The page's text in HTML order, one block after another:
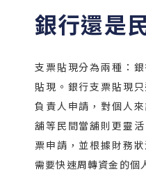
銀行還是
支票貼現分為兩種：
貼現。銀行支票貼現
負責人申請，對個人
舖等民間當舖則更靈
票申請，並根據財務
需要快速周轉資金的個